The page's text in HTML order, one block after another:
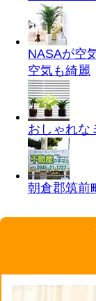
NASAが空
空気も綺麗
おしゃれな
朝倉郡筑前